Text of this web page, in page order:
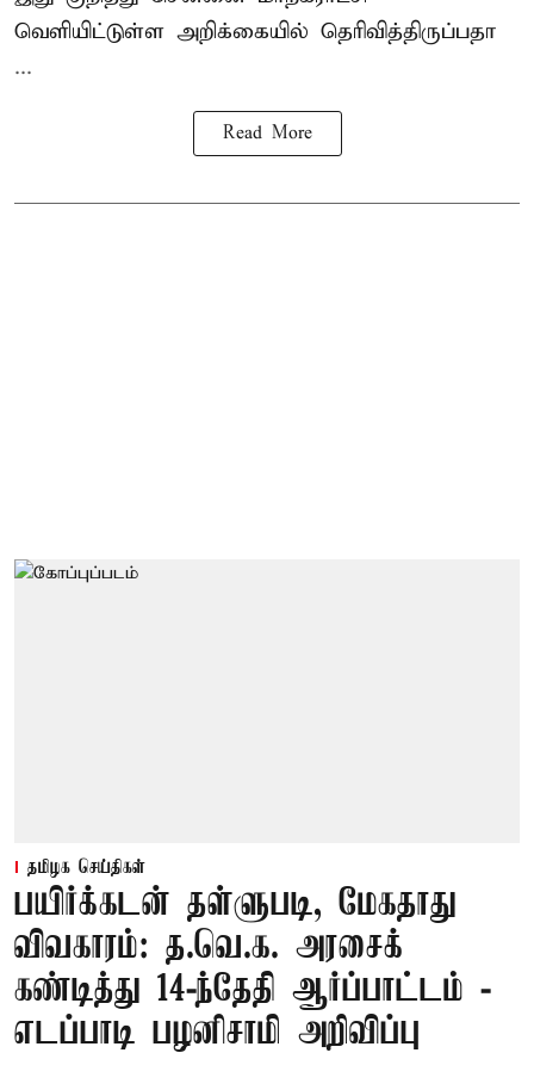
வெளியிட்டுள்ள அறிக்கையில் தெரிவித்திருப்பதா
...
Read More
தமிழக செய்திகள்
பயிர்க்கடன் தள்ளுபடி, மேகதாது
விவகாரம்: த.வெ.க. அரசைக்
கண்டித்து 14-ந்தேதி ஆர்ப்பாட்டம் -
எடப்பாடி பழனிசாமி அறிவிப்பு